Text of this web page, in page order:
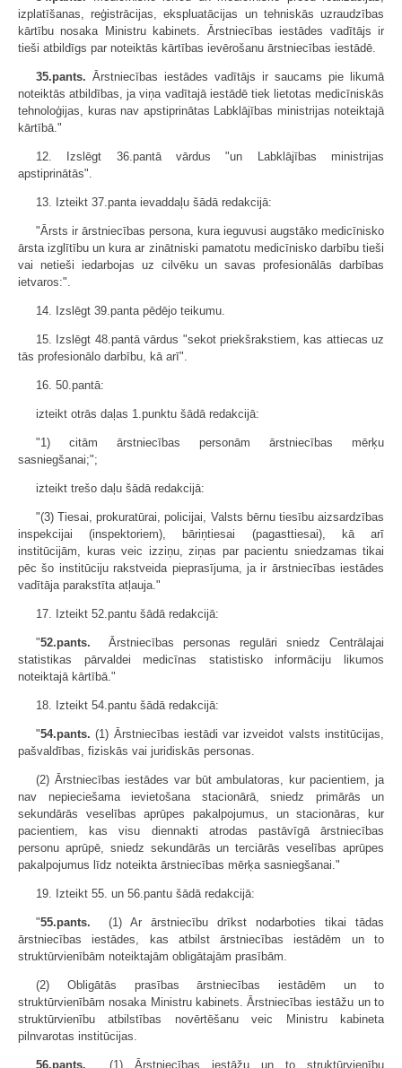
izplatīšanas, reģistrācijas, ekspluatācijas un tehniskās uzraudzības
kārtību nosaka Ministru kabinets. Ārstniecības iestādes vadītājs ir
tieši atbildīgs par noteiktās kārtības ievērošanu ārstniecības iestādē.
35.pants. Ārstniecības iestādes vadītājs ir saucams pie likumā
noteiktās atbildības, ja viņa vadītajā iestādē tiek lietotas medicīniskās
tehnoloģijas, kuras nav apstiprinātas Labklājības ministrijas noteiktajā
kārtībā."
12. Izslēgt 36.pantā vārdus "un Labklājības ministrijas
apstiprinātās".
13. Izteikt 37.panta ievaddaļu šādā redakcijā:
"Ārsts ir ārstniecības persona, kura ieguvusi augstāko medicīnisko
ārsta izglītību un kura ar zinātniski pamatotu medicīnisko darbību tieši
vai netieši iedarbojas uz cilvēku un savas profesionālās darbības
ietvaros:".
14. Izslēgt 39.panta pēdējo teikumu.
15. Izslēgt 48.pantā vārdus "sekot priekšrakstiem, kas attiecas uz
tās profesionālo darbību, kā arī".
16. 50.pantā:
izteikt otrās daļas 1.punktu šādā redakcijā:
"1) citām ārstniecības personām ārstniecības mērķu
sasniegšanai;";
izteikt trešo daļu šādā redakcijā:
"(3) Tiesai, prokuratūrai, policijai, Valsts bērnu tiesību aizsardzības
inspekcijai (inspektoriem), bāriņtiesai (pagasttiesai), kā arī
institūcijām, kuras veic izziņu, ziņas par pacientu sniedzamas tikai
pēc šo institūciju rakstveida pieprasījuma, ja ir ārstniecības iestādes
vadītāja parakstīta atļauja."
17. Izteikt 52.pantu šādā redakcijā:
"52.pants. Ārstniecības personas regulāri sniedz Centrālajai
statistikas pārvaldei medicīnas statistisko informāciju likumos
noteiktajā kārtībā."
18. Izteikt 54.pantu šādā redakcijā:
"54.pants. (1) Ārstniecības iestādi var izveidot valsts institūcijas,
pašvaldības, fiziskās vai juridiskās personas.
(2) Ārstniecības iestādes var būt ambulatoras, kur pacientiem, ja
nav nepieciešama ievietošana stacionārā, sniedz primārās un
sekundārās veselības aprūpes pakalpojumus, un stacionāras, kur
pacientiem, kas visu diennakti atrodas pastāvīgā ārstniecības
personu aprūpē, sniedz sekundārās un terciārās veselības aprūpes
pakalpojumus līdz noteikta ārstniecības mērķa sasniegšanai."
19. Izteikt 55. un 56.pantu šādā redakcijā:
"55.pants. (1) Ar ārstniecību drīkst nodarboties tikai tādas
ārstniecības iestādes, kas atbilst ārstniecības iestādēm un to
struktūrvienībām noteiktajām obligātajām prasībām.
(2) Obligātās prasības ārstniecības iestādēm un to
struktūrvienībām nosaka Ministru kabinets. Ārstniecības iestāžu un to
struktūrvienību atbilstības novērtēšanu veic Ministru kabineta
pilnvarotas institūcijas.
56.pants. (1) Ārstniecības iestāžu un to struktūrvienību